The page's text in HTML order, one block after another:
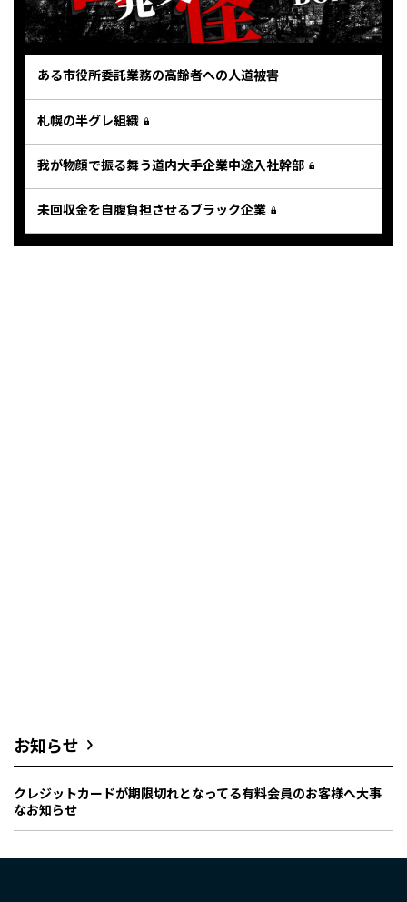
ある市役所委託業務の高齢者への人道被害
札幌の半グレ組織
我が物顔で振る舞う道内大手企業中途入社幹部
未回収金を自腹負担させるブラック企業
お知らせ
クレジットカードが期限切れとなってる有料会員のお客様へ大事
なお知らせ